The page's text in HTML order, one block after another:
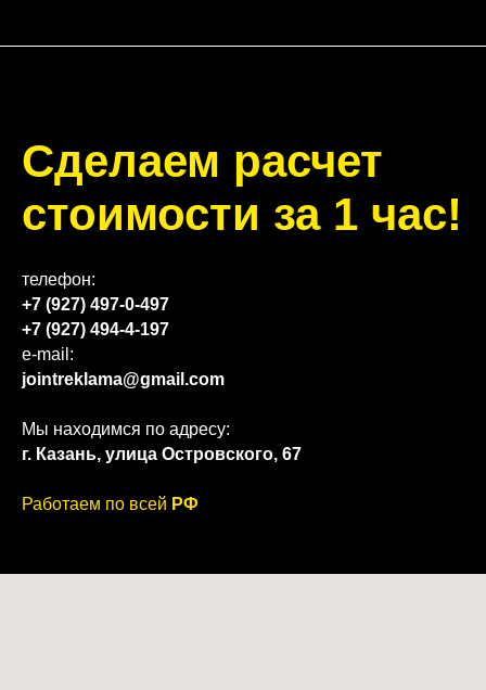
Сделаем расчет
стоимости за 1 час!
телефон:
+7 (927) 497-0-497
+7 (927) 494-4-197
e-mail:
jointreklama@gmail.com
Мы находимся по адресу:
г. Казань, улица Островского, 67
Работаем по всей РФ